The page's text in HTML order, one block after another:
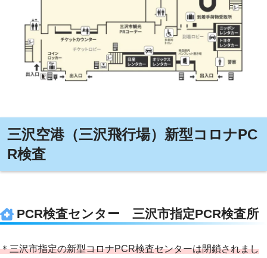
三沢空港（三沢飛行場）新型コロナPC
R検査
PCR検査センター 三沢市指定PCR検査所
＊三沢市指定の新型コロナPCR検査センターは閉鎖されまし